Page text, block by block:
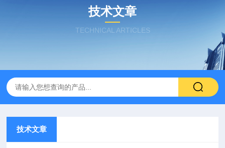
技术文章
TECHNICAL ARTICLES
技术文章